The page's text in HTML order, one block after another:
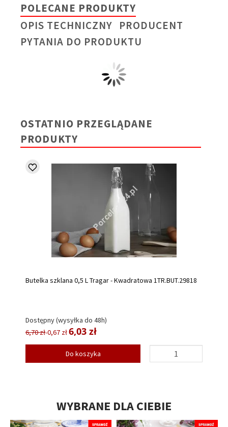
POLECANE PRODUKTY
OPIS TECHNICZNY PRODUCENT
PYTANIA DO PRODUKTU
OSTATNIO PRZEGLĄDANE
PRODUKTY
Butelka szklana 0,5 L Tragar - Kwadratowa 1TR.BUT.29818
Dostępny (wysyłka do 48h)
6,70 zł-0,67 zł6,03 zł
Do koszyka
WYBRANE DLA CIEBIE